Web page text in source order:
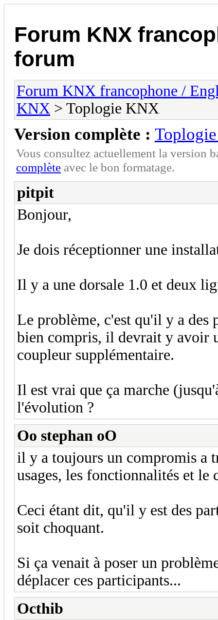
Forum KNX
forum
Forum KNX francophone /
KNX > Toplogie KNX
Version complète :
Vous consultez actuellement la version
complète avec le bon formatage.
pitpit
Bonjour,
Je dois réceptionner une
Il y a une dorsale 1.0 et deux
Le problème, c'est qu'il y a
bien compris, il devrait y avoir
coupleur supplémentaire.
Il est vrai que ça marche
l'évolution ?
Oo stephan oO
il y a toujours un compromis a
usages, les fonctionnalités et
Ceci étant dit, qu'il y est des
soit choquant.
Si ça venait à poser un
déplacer ces participants...
Octhib